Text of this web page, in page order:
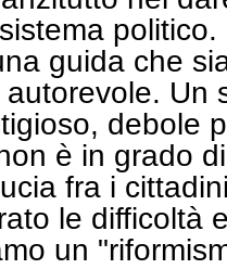
politico.
guida che
Un
debole
è in grado
fra i
le difficoltà
un